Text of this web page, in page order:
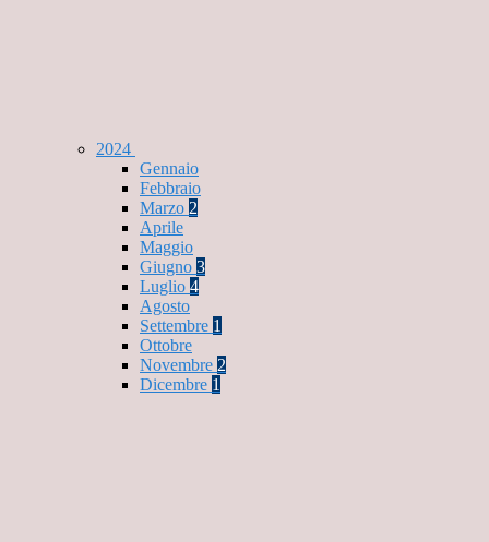
2024
Gennaio
Febbraio
Marzo 2
Aprile
Maggio
Giugno 3
Luglio 4
Agosto
Settembre 1
Ottobre
Novembre 2
Dicembre 1